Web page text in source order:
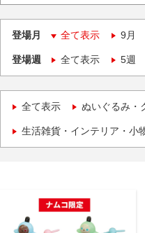
登場月 全て表示 9月
登場週 全て表示 5週
全て表示 ぬいぐるみ・
生活雑貨・インテリア・小